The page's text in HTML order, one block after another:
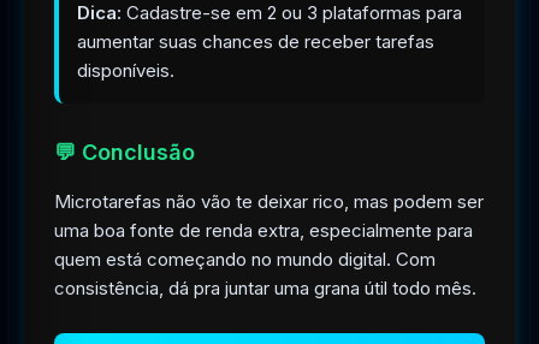
Dica: Cadastre-se em 2 ou 3 plataformas para
aumentar suas chances de receber tarefas
disponíveis.
💬 Conclusão
Microtarefas não vão te deixar rico, mas podem ser
uma boa fonte de renda extra, especialmente para
quem está começando no mundo digital. Com
consistência, dá pra juntar uma grana útil todo mês.